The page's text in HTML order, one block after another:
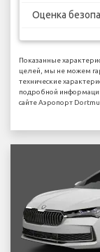
Оценка
Показанные
целей, мы не можем
технические
подробной
сайте Аэропорт